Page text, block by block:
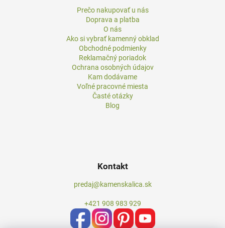
Prečo nakupovať u nás
Doprava a platba
O nás
Ako si vybrať kamenný obklad
Obchodné podmienky
Reklamačný poriadok
Ochrana osobných údajov
Kam dodávame
Voľné pracovné miesta
Časté otázky
Blog
Kontakt
predaj@kamenskalica.sk
+421 908 983 929